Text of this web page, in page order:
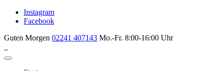
Instagram
Facebook
Guten Morgen 02241 407143 Mo.-Fr. 8:00-16:00 Uhr